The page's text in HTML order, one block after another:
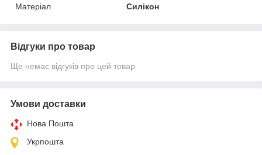
Матеріал
Силікон
Відгуки про товар
Ще немає відгуків про цей товар
Умови доставки
Нова Пошта
Укрпошта